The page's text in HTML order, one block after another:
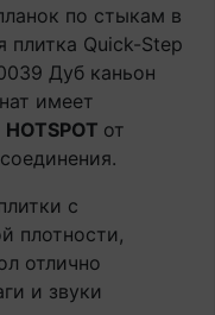
по стыкам в
плитка Quick-Step
Дуб каньон
имеет
HOTSPOT от
с
плотности,
отлично
и звуки